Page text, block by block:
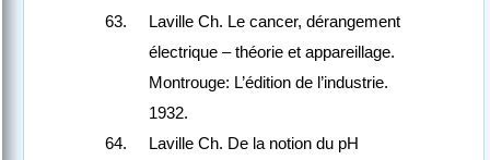
Laville Ch. Le cancer, dérangement
électrique – théorie et appareillage.
Montrouge: L’édition de l’industrie.
1932.
Laville Ch. De la notion du pH